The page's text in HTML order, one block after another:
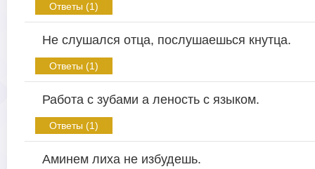
Ответы (1)
Не слушался отца, послушаешься кнутца.
Ответы (1)
Работа с зубами а леность с языком.
Ответы (1)
Аминем лиха не избудешь.